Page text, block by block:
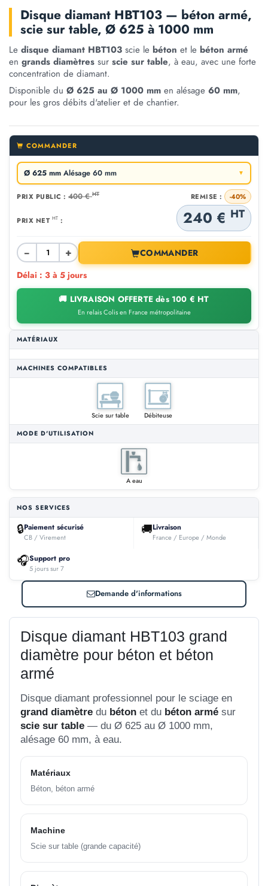
Disque diamant HBT103 — béton armé,
scie sur table, Ø 625 à 1000 mm
Le disque diamant HBT103 scie le béton et le béton armé
en grands diamètres sur scie sur table, à eau, avec une forte
concentration de diamant.
Disponible du Ø 625 au Ø 1000 mm en alésage 60 mm,
pour les gros débits d'atelier et de chantier.
COMMANDER
Ø 625 mm Alésage 60 mm ▼
PRIX PUBLIC : 400 €HT REMISE : -40%
PRIX NET HT : 240 € HT
− +
COMMANDER
Délai : 3 à 5 jours
🚚 LIVRAISON OFFERTE dès 100 € HT
En relais Colis en France métropolitaine
MATÉRIAUX
MACHINES COMPATIBLES
Scie sur table
Débiteuse
MODE D'UTILISATION
A eau
NOS SERVICES
🔒Paiement sécurisé
CB / Virement 🚚Livraison
France / Europe / Monde
🎧Support pro
5 jours sur 7
Demande d'informations
Disque diamant HBT103 grand
diamètre pour béton et béton
armé
Disque diamant professionnel pour le sciage en
grand diamètre du béton et du béton armé sur
scie sur table — du Ø 625 au Ø 1000 mm,
alésage 60 mm, à eau.
Matériaux
Béton, béton armé
Machine
Scie sur table (grande capacité)